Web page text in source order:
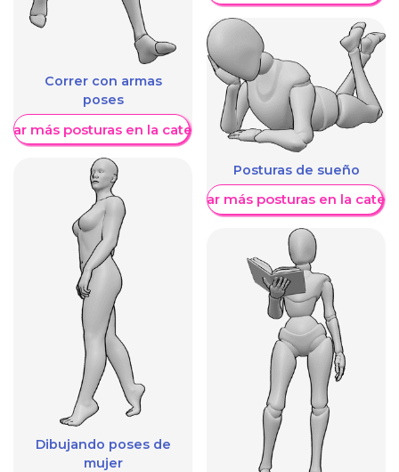
Correr con armas
poses
más posturas en la categoría
Dibujando poses de
mujer
Posturas de sueño
Mostrar más posturas en la